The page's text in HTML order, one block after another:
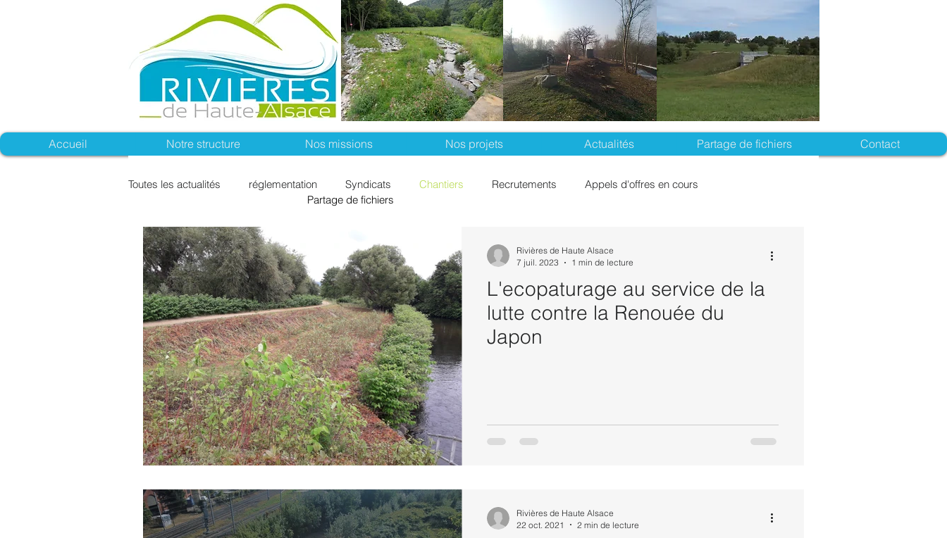
Accueil Notre structure Nos missions Nos projets Actualités Partage de fichiers Contact
Toutes les actualités réglementation Syndicats Chantiers Recrutements Appels d'offres en cours
L'ecopaturage au service de la
lutte contre la Renouée du
Japon
Rivières de Haute Alsace
7 juil. 2023
1 min de lecture
Rivières de Haute Alsace
22 oct. 2021
2 min de lecture
Partage de fichiers